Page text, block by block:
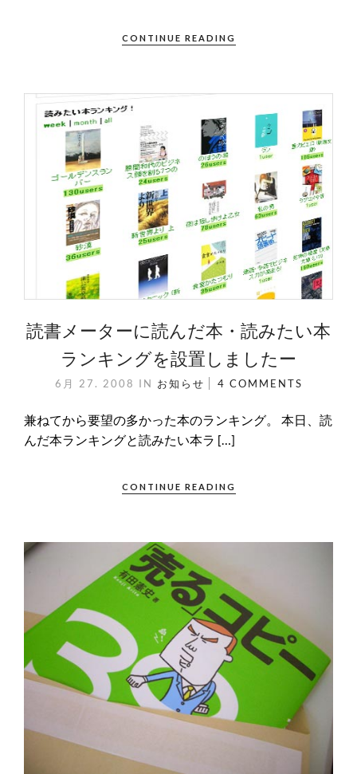
CONTINUE READING
読書メーターに読んだ本・読みたい本
ランキングを設置しましたー
6月 27. 2008 IN お知らせ 4 COMMENTS
兼ねてから要望の多かった本のランキング。 本日、読
んだ本ランキングと読みたい本ラ […]
CONTINUE READING